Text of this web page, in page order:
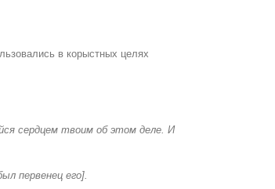
в корыстных целях
сердцем твоим об этом деле. И
первенец его].